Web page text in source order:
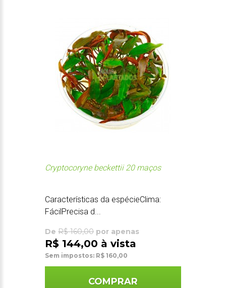
Cryptocoryne beckettii 20 maços
Características da espécieClima:
FácilPrecisa d...
De R$ 160,00 por apenas
R$ 144,00 à vista
Sem impostos: R$ 160,00
COMPRAR